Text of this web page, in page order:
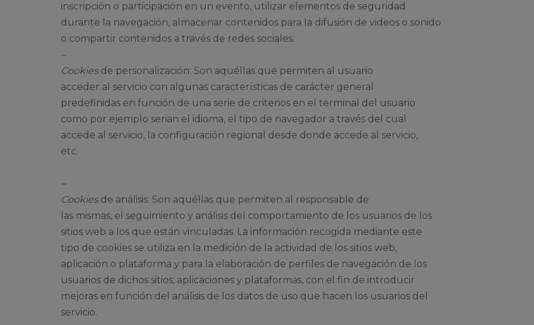
inscripción o participación en un evento, utilizar elementos de seguridad
durante la navegación, almacenar contenidos para la difusión de videos o sonido
o compartir contenidos a través de redes sociales.
–
Cookies de personalización: Son aquéllas que permiten al usuario
acceder al servicio con algunas características de carácter general
predefinidas en función de una serie de criterios en el terminal del usuario
como por ejemplo serian el idioma, el tipo de navegador a través del cual
accede al servicio, la configuración regional desde donde accede al servicio,
etc.
–
Cookies de análisis: Son aquéllas que permiten al responsable de
las mismas, el seguimiento y análisis del comportamiento de los usuarios de los
sitios web a los que están vinculadas. La información recogida mediante este
tipo de cookies se utiliza en la medición de la actividad de los sitios web,
aplicación o plataforma y para la elaboración de perfiles de navegación de los
usuarios de dichos sitios, aplicaciones y plataformas, con el fin de introducir
mejoras en función del análisis de los datos de uso que hacen los usuarios del
servicio.